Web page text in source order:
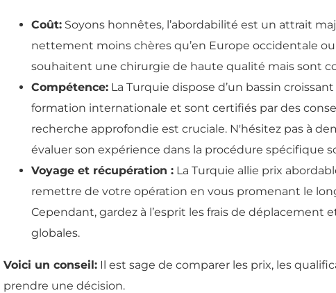
Coût: Soyons honnêtes, l’abordabilité est un attrait
nettement moins chères qu’en Europe occidentale
souhaitent une chirurgie de haute qualité mais sont
Compétence: La Turquie dispose d’un bassin
formation internationale et sont certifiés par des
recherche approfondie est cruciale. N'hésitez pas à
évaluer son expérience dans la procédure spécifique
Voyage et récupération : La Turquie allie prix
remettre de votre opération en vous promenant le
Cependant, gardez à l’esprit les frais de
globales.
Voici un conseil: Il est sage de comparer les prix, les
prendre une décision.